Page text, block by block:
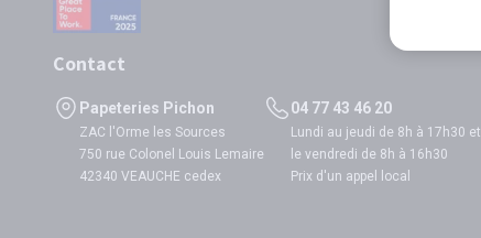
Contact
Papeteries Pichon
ZAC l'Orme les Sources
750 rue Colonel Louis Lemaire
42340 VEAUCHE cedex
04 77 43 46 20
Lundi au jeudi de 8h à 17h30 et
le vendredi de 8h à 16h30
Prix d'un appel local